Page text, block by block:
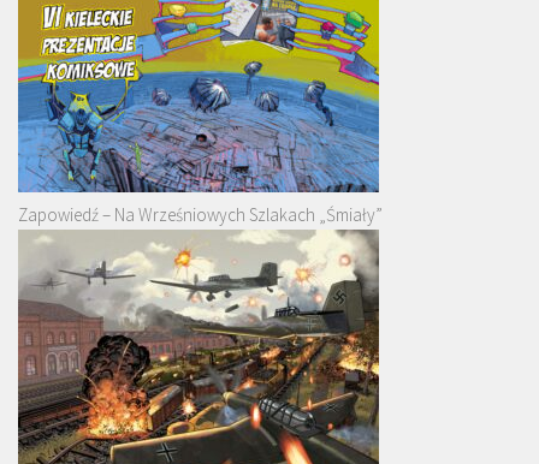
Zapowiedź – Na Wrześniowych Szlakach „Śmiały”